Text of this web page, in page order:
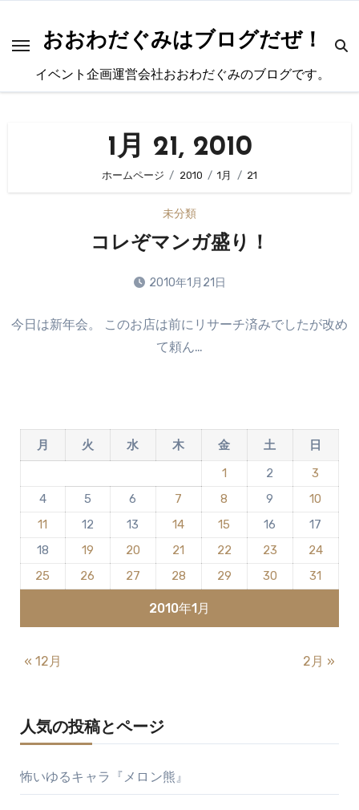
おおわだぐみはブログだぜ！
イベント企画運営会社おおわだぐみのブログです。
1月 21, 2010
ホームページ 2010 1月 21
未分類
コレぞマンガ盛り！
2010年1月21日
メ
ン
だ
あ
り
ま
せ
ん
今日は新年会。 このお店は前にリサーチ済みでしたが改め
て頼ん…
2010年1月
月 火 水 木 金 土
日
1
2
3
4
5 6 7 8 9
10
11
12 13 14 15 16
17
18
19 20 21 22 23
24
25
26 27 28 29 30 31
« 12月 2月 »
人気の投稿とページ
怖いゆるキャラ『メロン熊』